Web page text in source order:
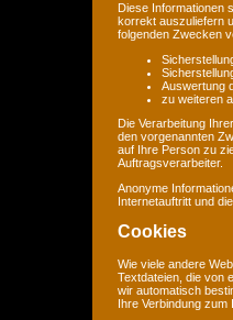
Diese Informationen
korrekt auszuliefern
folgenden Zwecken
Auswertung
zu weiteren
Die Verarbeitung
den vorgenannten
auf Ihre Person zu
Auftragsverarbeiter.
Anonyme
Internetauftritt und
Cookies
Wie viele andere
Textdateien, die von
wir automatisch
Ihre Verbindung zum